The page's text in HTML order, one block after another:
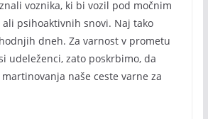
voznika, ki bi vozil pod močnim
psihoaktivnih snovi. Naj tako
dneh. Za varnost v prometu
udeleženci, zato poskrbimo, da
naše ceste varne za